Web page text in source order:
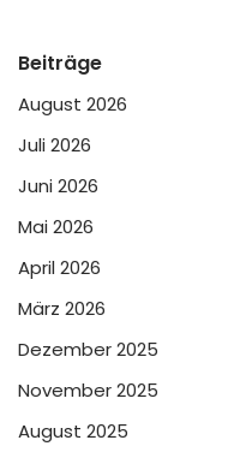
Beiträge
August 2026
Juli 2026
Juni 2026
Mai 2026
April 2026
März 2026
Dezember 2025
November 2025
August 2025